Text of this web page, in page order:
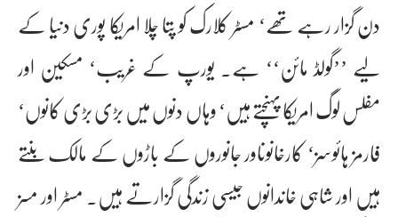
دن گزار رہے تھے‘ مسٹر کلارک کو پتا چلا امریکا پوری دنیا کے
لیے ’’گولڈ مائن‘‘ ہے۔ یورپ کے غریب‘ مسکین اور
مفلس لوگ امریکا پہنچتے ہیں‘ وہاں دنوں میں بڑی بڑی کانوں‘
فارمز ہائوسز‘ کارخانوںاور جانوروں کے باڑوں کے مالک بنتے
ہیں اور شاہی خاندانوں جیسی زندگی گزارتے ہیں۔ مسٹر اور مسز